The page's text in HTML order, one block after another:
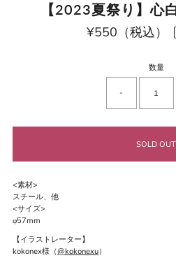
【2023夏祭り】心
通
¥550（税込）
数量
-
<素材>
スチール、他
<サイズ>
φ57mm
【イラストレーター】
kokonex様（@kokonexu）